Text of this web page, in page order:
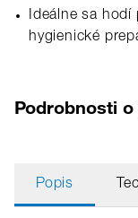
Ideálne sa hodí
hygienické
Podrobnosti
Popis